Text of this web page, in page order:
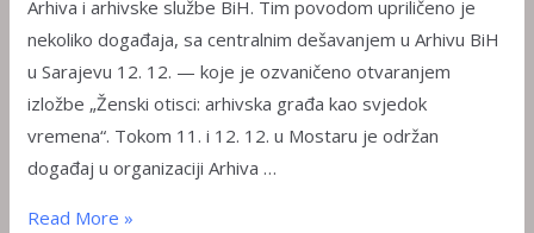
Arhiva i arhivske službe BiH. Tim povodom upriličeno je
nekoliko događaja, sa centralnim dešavanjem u Arhivu BiH
u Sarajevu 12. 12. — koje je ozvaničeno otvaranjem
izložbe „Ženski otisci: arhivska građa kao svjedok
vremena“. Tokom 11. i 12. 12. u Mostaru je održan
događaj u organizaciji Arhiva …
Dan
Read More »